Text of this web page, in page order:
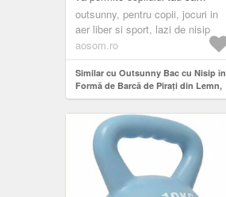
AOSOM ROMANIA
modeleze toate castelele viselor
sale. Echipat cu o pâ...
outsunny, pentru copii, jocuri in
aer liber si sport, lazi de nisip
aosom.ro
Similar cu Outsunny Bac cu Nisip în
Formă de Barcă de Pirați din Lemn,
Pânză de Umbrire, Cufăr de
Depozitare, timon, Lemn de Brad
pre-uleiat | Aosom Romania